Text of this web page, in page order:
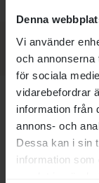
Denna
Vi använder
och annonserna
för sociala
vidarebefordrar
information från
annons- och
Dessa kan i sin
information som
FAR
JUNIPER